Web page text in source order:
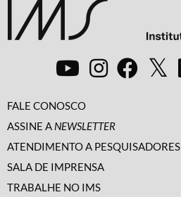
FALE CONOSCO
ASSINE A NEWSLETTER
ATENDIMENTO A PESQUISADORES
SALA DE IMPRENSA
TRABALHE NO IMS